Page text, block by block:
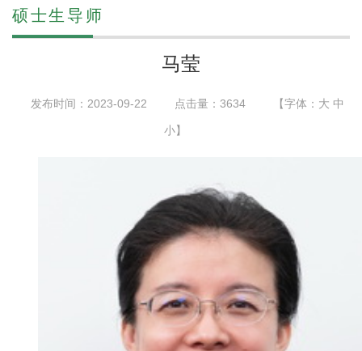
况
新
硕士生导师
马莹
发布时间：2023-09-22 点击量： 3634 【字体： 大 中
小】